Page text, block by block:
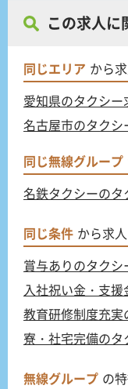
この求人に
同じエリア から
愛知県のタクシー
名古屋市のタクシ
同じ無線グループ
名鉄タクシーの
同じ条件 から求
賞与ありのタク
入社祝い金・支
教育研修制度充
寮・社宅完備の
無線グループ の